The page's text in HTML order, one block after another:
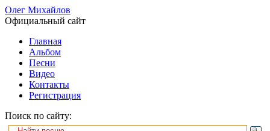
Олег Михайлов
Официальный сайт
Главная
Альбом
Песни
Видео
Контакты
Регистрация
Поиск по сайту: